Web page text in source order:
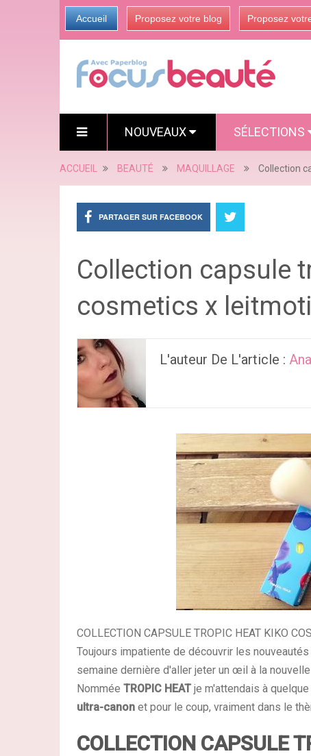
Accueil Proposez votre blog Proposez
NOUVEAUX SÉLECTIONS
ACCUEIL BEAUTÉ MAQUILLAGE Collection
PARTAGER SUR FACEBOOK
Collection capsule
cosmetics x
L'auteur De L'article :
COLLECTION CAPSULE TROPIC HEAT KIKO
Toujours impatiente de découvrir les
semaine dernière d'aller jeter un œil à la
Nommée TROPIC HEAT je m'attendais à
ultra-canon et pour le coup, vraiment dans le
COLLECTION CAPSULE